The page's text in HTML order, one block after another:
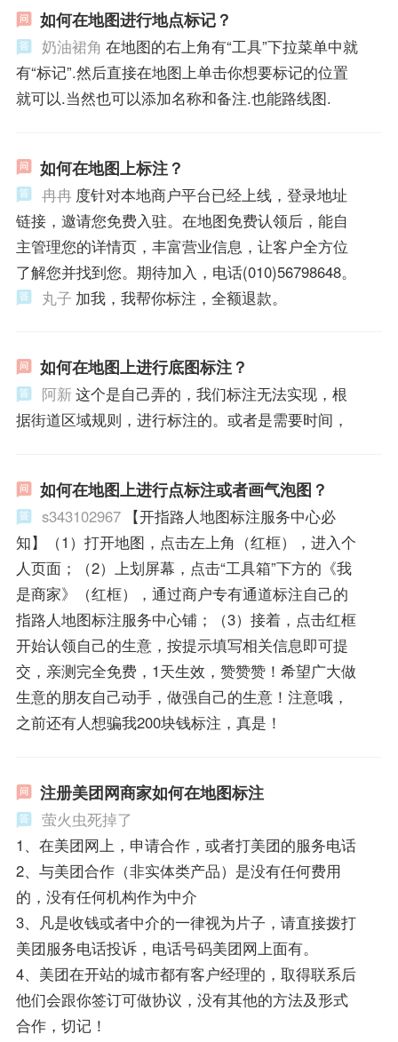
如何在地图进行地点标记？
奶油裙角 在地图的右上角有“工具”下拉菜单中就
有“标记”.然后直接在地图上单击你想要标记的位置
就可以.当然也可以添加名称和备注.也能路线图.
如何在地图上标注？
冉冉 度针对本地商户平台已经上线，登录地址
链接，邀请您免费入驻。在地图免费认领后，能自
主管理您的详情页，丰富营业信息，让客户全方位
了解您并找到您。期待加入，电话(010)56798648。
丸子 加我，我帮你标注，全额退款。
如何在地图上进行底图标注？
阿新 这个是自己弄的，我们标注无法实现，根
据街道区域规则，进行标注的。或者是需要时间，
如何在地图上进行点标注或者画气泡图？
s343102967
【开指路人地图标注服务中心必
知】（1）打开地图，点击左上角（红框），进入个
人页面；（2）上划屏幕，点击“工具箱”下方的《我
是商家》（红框），通过商户专有通道标注自己的
指路人地图标注服务中心铺；（3）接着，点击红框
开始认领自己的生意，按提示填写相关信息即可提
交，亲测完全免费，1天生效，赞赞赞！希望广大做
生意的朋友自己动手，做强自己的生意！注意哦，
之前还有人想骗我200块钱标注，真是！
注册美团网商家如何在地图标注
萤火虫死掉了
1、在美团网上，申请合作，或者打美团的服务电话
2、与美团合作（非实体类产品）是没有任何费用
的，没有任何机构作为中介
3、凡是收钱或者中介的一律视为片子，请直接拨打
美团服务电话投诉，电话号码美团网上面有。
4、美团在开站的城市都有客户经理的，取得联系后
他们会跟你签订可做协议，没有其他的方法及形式
合作，切记！